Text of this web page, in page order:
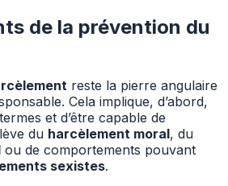
de la prévention du
reste la pierre angulaire
Cela implique, d’abord,
et d’être capable de
du harcèlement moral, du
ou de comportements pouvant
sexistes.